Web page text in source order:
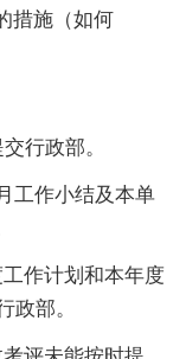
措施（如何
行政部。
工作小结及本单
作计划和本年度
政部。